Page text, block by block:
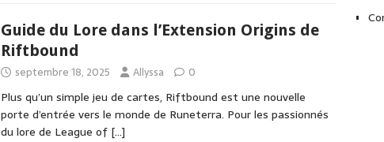
Guide du Lore dans l’Extension Origins de
Riftbound
septembre 18, 2025 Allyssa 0
Plus qu’un simple jeu de cartes, Riftbound est une nouvelle
porte d’entrée vers le monde de Runeterra. Pour les passionnés
du lore de League of […]